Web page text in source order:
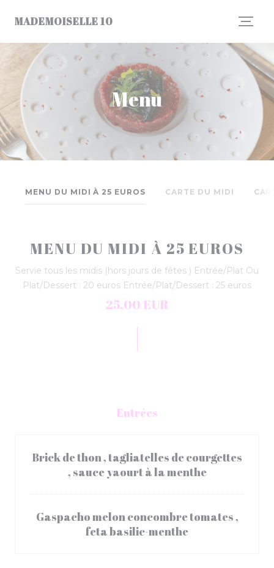
MADEMOISELLE 10
Menu
MENU DU MIDI À 25 EUROS CARTE DU MIDI
MENU DU MIDI À 25 EUROS
Servie tous les midis (hors jours de fêtes ) Entrée/Plat Ou
Plat/Dessert : 20 euros Entrée/Plat/Dessert : 25 euros
25,00 EUR
Entrées
Brick de thon , tagliatelles de courgettes
, sauce yaourt à la menthe
Gaspacho melon concombre tomates ,
feta basilic-menthe